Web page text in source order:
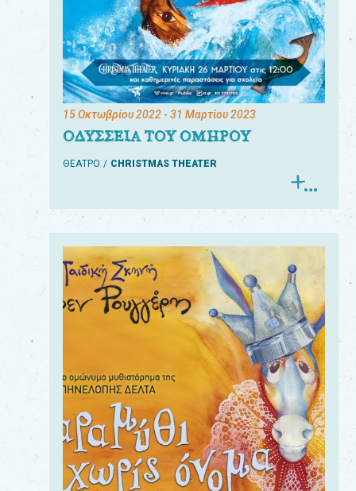
15 Οκτωβρίου 2022- 31 Μαρτίου 2023
ΟΔΥΣΣΕΙΑ ΤΟΥ ΟΜΗΡΟΥ
ΘΕΑΤΡΟ CHRISTMAS THEATER